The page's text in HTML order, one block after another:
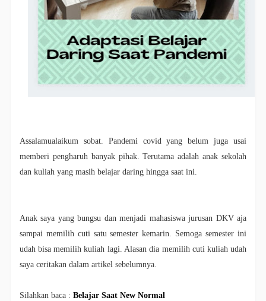
Assalamualaikum sobat. Pandemi covid yang belum juga usai
memberi pengharuh banyak pihak. Terutama adalah anak sekolah
dan kuliah yang masih belajar daring hingga saat ini.
Anak saya yang bungsu dan menjadi mahasiswa jurusan DKV aja
sampai memilih cuti satu semester kemarin. Semoga semester ini
udah bisa memilih kuliah lagi. Alasan dia memilih cuti kuliah udah
saya ceritakan dalam artikel sebelumnya.
Silahkan baca : Belajar Saat New Normal